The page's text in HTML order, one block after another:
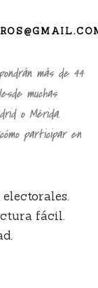
más de 44
muchas
o Mérida.
participar en
fácil.